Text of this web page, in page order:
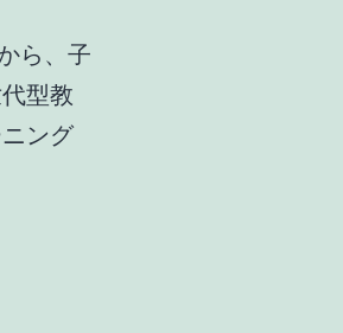
ら、子
型教
ング